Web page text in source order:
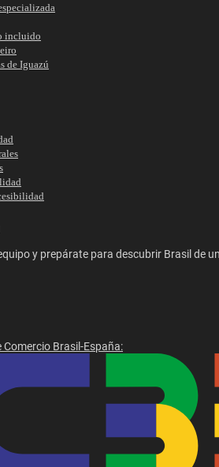
incluido
de Iguazú
y prepárate para descubrir Brasil de
Comercio Brasil-España: